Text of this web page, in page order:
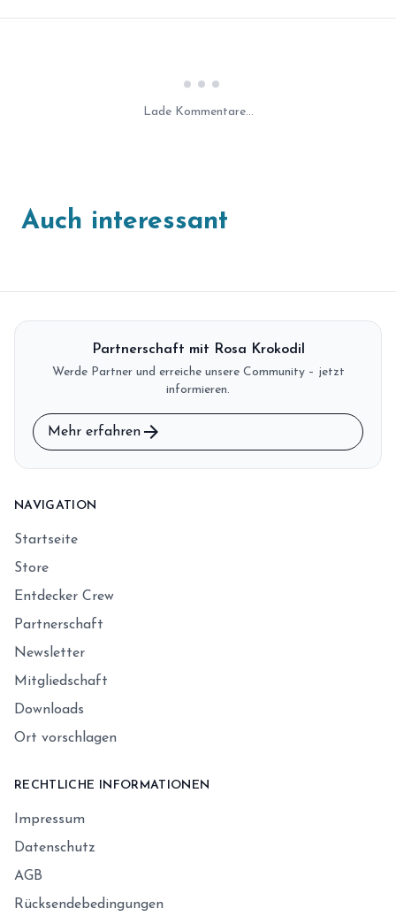
Lade Kommentare...
Auch interessant
Partnerschaft mit Rosa Krokodil
Werde Partner und erreiche unsere Community – jetzt
informieren.
Mehr erfahren arrow_forward
NAVIGATION
Startseite
Store
Entdecker Crew
Partnerschaft
Newsletter
Mitgliedschaft
Downloads
Ort vorschlagen
RECHTLICHE INFORMATIONEN
Impressum
Datenschutz
AGB
Rücksendebedingungen